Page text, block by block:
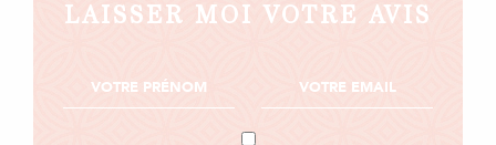
LAISSER MOI VOTRE AVIS